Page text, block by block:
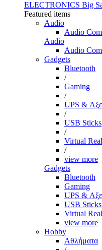
ELECTRONICS Big
Featured items
Audio
Audio
Audio
Audio
Gadgets
Bluetooth
/
Gaming
/
UPS &
/
USB Sticks
/
Virtual
/
view more
Gadgets
Bluetooth
Gaming
UPS &
USB Sticks
Virtual
view more
Hobby
Αθλήματα